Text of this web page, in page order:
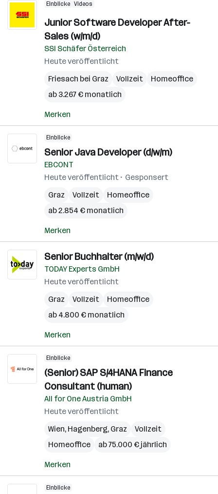
Einblicke Videos
Junior Software Developer After-
Sales (w/m/d)
SSI Schäfer Österreich
Heute veröffentlicht
Friesach bei Graz
Vollzeit
Homeoffice
ab 3.267 € monatlich
Merken
Einblicke
Senior Java Developer (d/w/m)
EBCONT
Heute veröffentlicht
Gesponsert
Graz
Vollzeit
Homeoffice
ab 2.854 € monatlich
Merken
Senior Buchhalter (m/w/d)
TODAY Experts GmbH
Heute veröffentlicht
Graz
Vollzeit
Homeoffice
ab 4.800 € monatlich
Merken
Einblicke
(Senior) SAP S/4HANA Finance
Consultant (human)
All for One Austria GmbH
Heute veröffentlicht
Wien, Hagenberg, Graz
Vollzeit
Homeoffice
ab 75.000 € jährlich
Merken
Einblicke